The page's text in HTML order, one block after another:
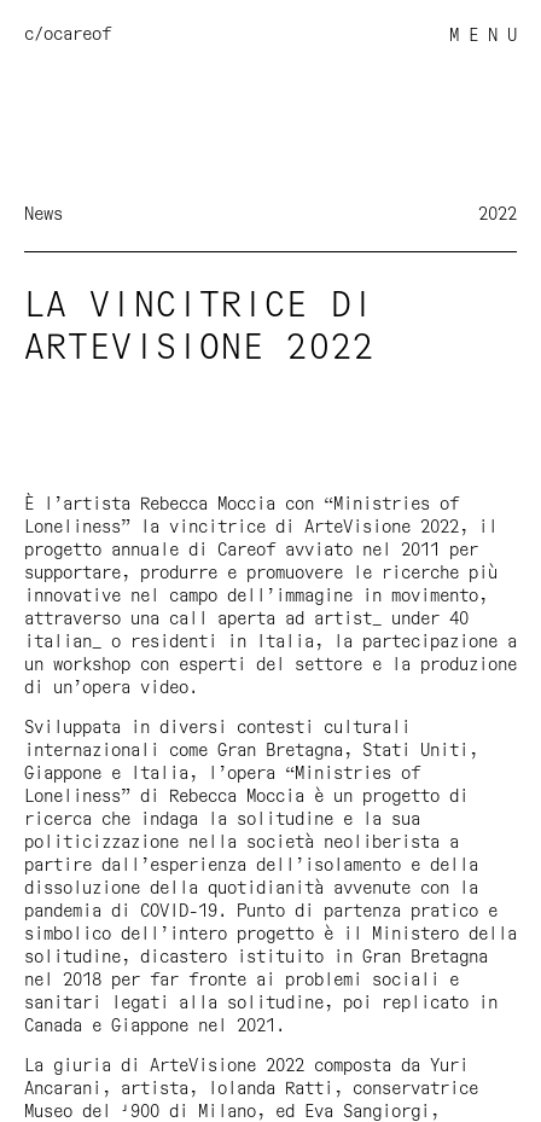
c/ocareof M E N U
News 2022
LA VINCITRICE DI
ARTEVISIONE 2022
È l’artista Rebecca Moccia con “Ministries of
Loneliness” la vincitrice di ArteVisione 2022, il
progetto annuale di Careof avviato nel 2011 per
supportare, produrre e promuovere le ricerche più
innovative nel campo dell’immagine in movimento,
attraverso una call aperta ad artist_ under 40
italian_ o residenti in Italia, la partecipazione a
un workshop con esperti del settore e la produzione
di un’opera video.
Sviluppata in diversi contesti culturali
internazionali come Gran Bretagna, Stati Uniti,
Giappone e Italia, l’opera “Ministries of
Loneliness” di Rebecca Moccia è un progetto di
ricerca che indaga la solitudine e la sua
politicizzazione nella società neoliberista a
partire dall’esperienza dell’isolamento e della
dissoluzione della quotidianità avvenute con la
pandemia di COVID-19. Punto di partenza pratico e
simbolico dell’intero progetto è il Ministero della
solitudine, dicastero istituito in Gran Bretagna
nel 2018 per far fronte ai problemi sociali e
sanitari legati alla solitudine, poi replicato in
Canada e Giappone nel 2021.
La giuria di ArteVisione 2022 composta da Yuri
Ancarani, artista, Iolanda Ratti, conservatrice
Museo del '900 di Milano, ed Eva Sangiorgi,